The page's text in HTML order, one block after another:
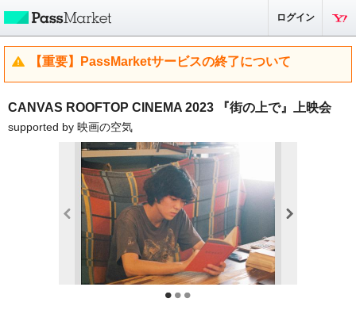
ログイン
【重要】PassMarketサービスの終了について
CANVAS ROOFTOP CINEMA 2023 『街の上で』上映会
supported by 映画の空気